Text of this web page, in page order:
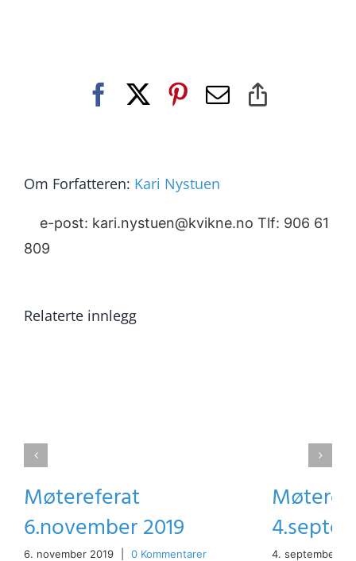
Facebook Pinterest
E-
Om Forfatteren: Kari Nystuen
e-post: kari.nystuen@kvikne.no Tlf: 906 61
809
Relaterte innlegg
Møtereferat
6.november 2019
6. november 2019 0 Kommentarer 4. september